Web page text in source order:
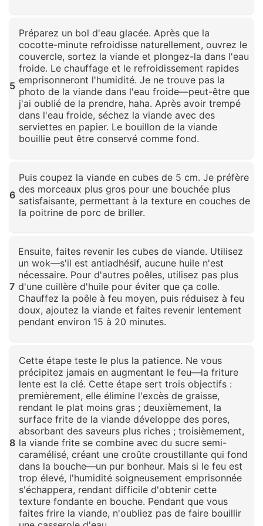
5
Préparez un bol d'eau glacée. Après que la
cocotte-minute refroidisse naturellement, ouvrez le
couvercle, sortez la viande et plongez-la dans l'eau
froide. Le chauffage et le refroidissement rapides
emprisonneront l'humidité. Je ne trouve pas la
photo de la viande dans l'eau froide—peut-être que
j'ai oublié de la prendre, haha. Après avoir trempé
dans l'eau froide, séchez la viande avec des
serviettes en papier. Le bouillon de la viande
bouillie peut être conservé comme fond.
6
Puis coupez la viande en cubes de 5 cm. Je préfère
des morceaux plus gros pour une bouchée plus
satisfaisante, permettant à la texture en couches de
la poitrine de porc de briller.
7
Ensuite, faites revenir les cubes de viande. Utilisez
un wok—s'il est antiadhésif, aucune huile n'est
nécessaire. Pour d'autres poêles, utilisez pas plus
d'une cuillère d'huile pour éviter que ça colle.
Chauffez la poêle à feu moyen, puis réduisez à feu
doux, ajoutez la viande et faites revenir lentement
pendant environ 15 à 20 minutes.
8
Cette étape teste le plus la patience. Ne vous
précipitez jamais en augmentant le feu—la friture
lente est la clé. Cette étape sert trois objectifs :
premièrement, elle élimine l'excès de graisse,
rendant le plat moins gras ; deuxièmement, la
surface frite de la viande développe des pores,
absorbant des saveurs plus riches ; troisièmement,
la viande frite se combine avec du sucre semi-
caramélisé, créant une croûte croustillante qui fond
dans la bouche—un pur bonheur. Mais si le feu est
trop élevé, l'humidité soigneusement emprisonnée
s'échappera, rendant difficile d'obtenir cette
texture fondante en bouche. Pendant que vous
faites frire la viande, n'oubliez pas de faire bouillir